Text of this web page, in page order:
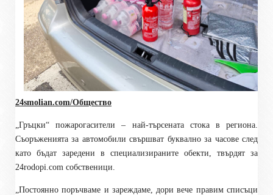
24smolian.com/Общество
„Гръцки“ пожарогасители – най-търсената стока в региона.
Съоръженията за автомобили свършват буквално за часове след
като бъдат заредени в специализираните обекти, твърдят за
24rodopi.com собственици.
„Постоянно поръчваме и зареждаме, дори вече правим списъци